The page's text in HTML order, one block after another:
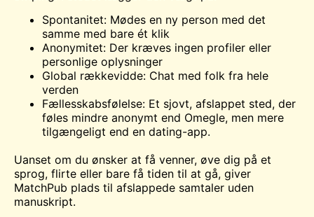
Spontanitet: Mødes en ny person med det
samme med bare ét klik
Anonymitet: Der kræves ingen profiler eller
personlige oplysninger
Global rækkevidde: Chat med folk fra hele
verden
Fællesskabsfølelse: Et sjovt, afslappet sted, der
føles mindre anonymt end Omegle, men mere
tilgængeligt end en dating-app.
Uanset om du ønsker at få venner, øve dig på et
sprog, flirte eller bare få tiden til at gå, giver
MatchPub plads til afslappede samtaler uden
manuskript.